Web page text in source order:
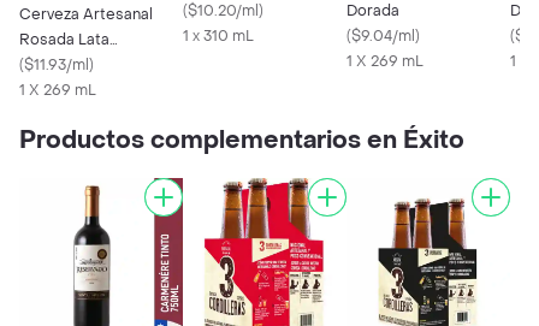
Cerveza Artesanal
Rosada Lata
3cordilleras
($11.93/ml)
1 X 269 mL
($10.20/ml)
1 x 310 mL
Dorada
($9.04/ml)
1 X 269 mL
(
1 x
Productos complementarios en Éxito